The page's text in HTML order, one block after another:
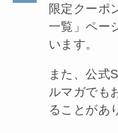
限定クーポ
一覧」ペー
います。
また、公式
ルマガでも
ることがあ